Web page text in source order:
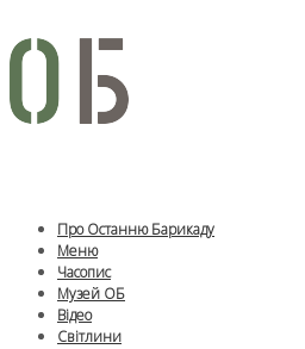
Про Останню Барикаду
Меню
Часопис
Музей ОБ
Відео
Світлини